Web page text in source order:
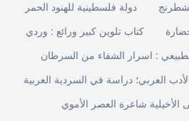
دولة فلسطينية للهنود الحمر
كتاب تلوين كبير ورائع : وردي
: اسرار الشفاء من السرطان
العربي؛ دراسة في السردية العربية
الأخيلية شاعرة العصر الأموي